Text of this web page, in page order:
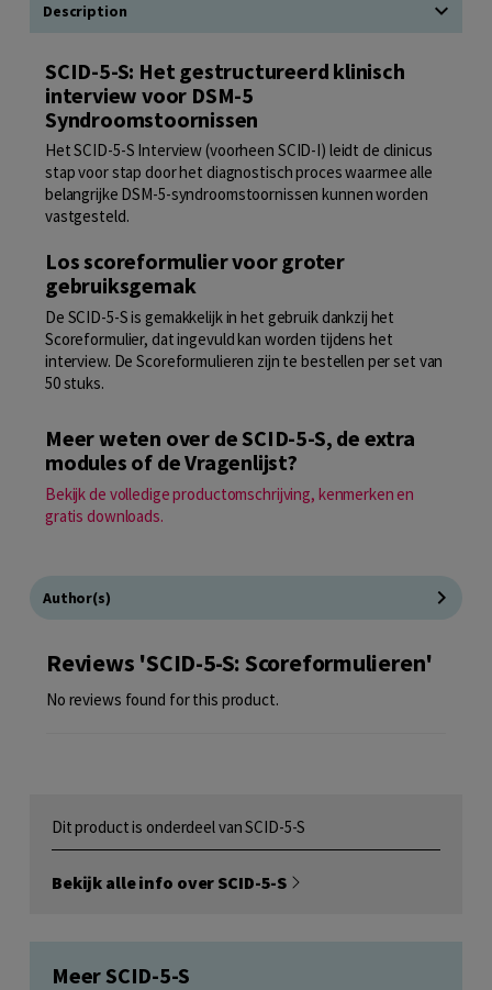
Description
SCID-5-S: Het gestructureerd klinisch
interview voor DSM-5
Syndroomstoornissen
Het SCID-5-S Interview (voorheen SCID-I) leidt de clinicus
stap voor stap door het diagnostisch proces waarmee alle
belangrijke DSM-5-syndroomstoornissen kunnen worden
vastgesteld.
Los scoreformulier voor groter
gebruiksgemak
De SCID-5-S is gemakkelijk in het gebruik dankzij het
Scoreformulier, dat ingevuld kan worden tijdens het
interview. De Scoreformulieren zijn te bestellen per set van
50 stuks.
Meer weten over de SCID-5-S, de extra
modules of de Vragenlijst?
Bekijk de volledige productomschrijving, kenmerken en
gratis downloads.
Author(s)
Reviews 'SCID-5-S: Scoreformulieren'
No reviews found for this product.
Dit product is onderdeel van SCID-5-S
Bekijk alle info over SCID-5-S
Meer SCID-5-S